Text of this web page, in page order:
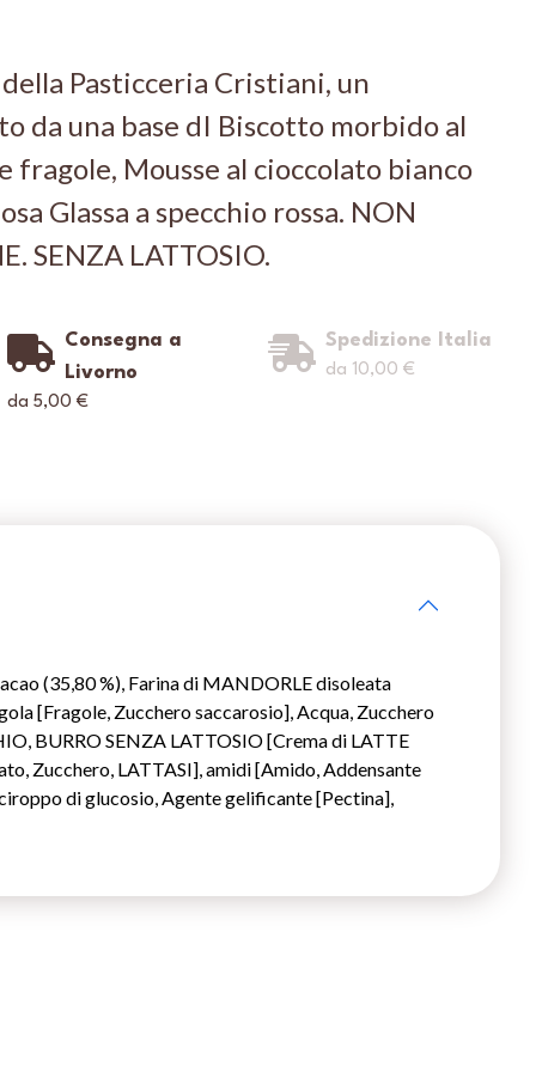
Pasticceria Cristiani, un
da una base dI Biscotto morbido al
fragole, Mousse al cioccolato bianco
Glassa a specchio rossa. NON
SENZA LATTOSIO.
Consegna a
Livorno
da 5,00 €
Spedizione Italia
da 10,00 €
(35,80 %), Farina di MANDORLE disoleata
[Fragole, Zucchero saccarosio], Acqua, Zucchero
BURRO SENZA LATTOSIO [Crema di LATTE
Zucchero, LATTASI], amidi [Amido, Addensante
di glucosio, Agente gelificante [Pectina],